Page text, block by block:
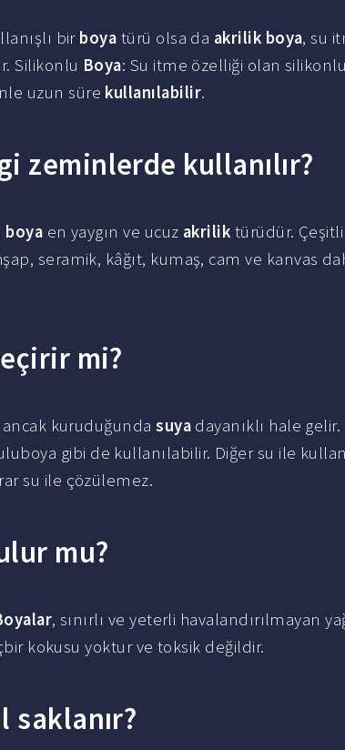
bir boya türü olsa da akrilik boya, su
Silikonlu Boya: Su itme özelliği olan
uzun süre kullanılabilir.
zeminlerde kullanılır?
boya en yaygın ve ucuz akrilik türüdür.
seramik, kâğıt, kumaş, cam ve kanvas
mi?
ancak kuruduğundasuya dayanıklı hale
gibi de kullanılabilir. Diğer su ile
su ile çözülemez.
mu?
, sınırlı ve yeterli havalandırılmayan
kokusu yoktur ve toksik değildir.
saklanır?